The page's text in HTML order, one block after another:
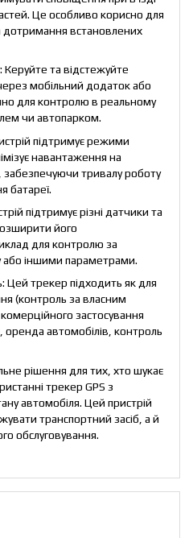
Це особливо корисно для
встановлених
та відстежуйте
мобільний додаток або
для контролю в реальному
чи автопарком.
підтримує режими
навантаження на
забезпечуючи тривалу роботу
батареї.
підтримує різні датчики та
його
для контролю за
іншими параметрами.
Цей трекер підходить як для
(контроль за власним
застосування
автомобілів, контроль
рішення для тих, хто шукає
трекер GPS з
автомобіля. Цей пристрій
транспортний засіб, а й
обслуговування.